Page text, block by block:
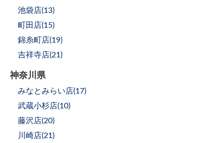
池袋店(13)
町田店(15)
錦糸町店(19)
吉祥寺店(21 )
神奈川県
みなとみらい店(17)
武蔵小杉店(10)
藤沢店(20)
川崎店(21 )